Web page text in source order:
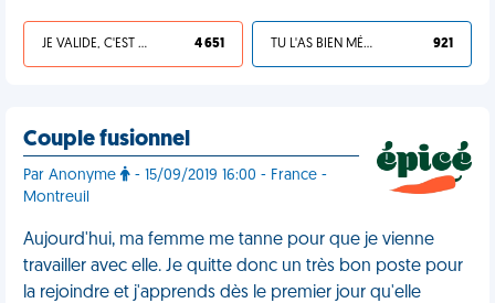
JE VALIDE, C'EST UNE VDM 4 651 TU L'AS BIEN MÉRITÉ 921
Couple fusionnel
Par Anonyme
- 15/09/2019 16:00 - France -
Montreuil
Aujourd'hui, ma femme me tanne pour que je vienne
travailler avec elle. Je quitte donc un très bon poste pour
la rejoindre et j'apprends dès le premier jour qu'elle